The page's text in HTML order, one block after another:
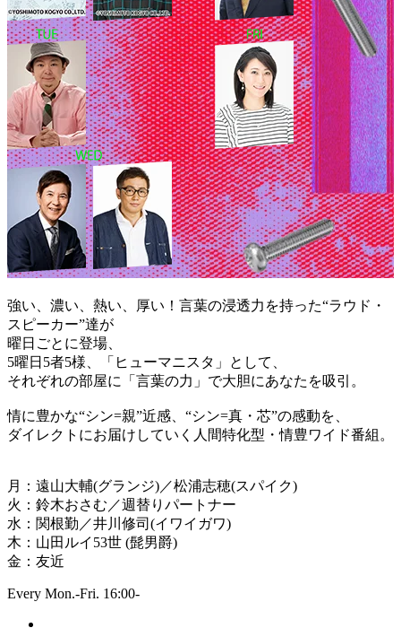
強い、濃い、熱い、厚い！言葉の浸透力を持った“ラウド・
スピーカー”達が
曜日ごとに登場、
5曜日5者5様、「ヒューマニスタ」として、
それぞれの部屋に「言葉の力」で大胆にあなたを吸引。
情に豊かな“シン=親”近感、“シン=真・芯”の感動を、
ダイレクトにお届けしていく人間特化型・情豊ワイド番組。
月：遠山大輔(グランジ)／松浦志穂(スパイク)
火：鈴木おさむ／週替りパートナー
水：関根勤／井川修司(イワイガワ)
木：山田ルイ53世 (髭男爵)
金：友近
Every Mon.-Fri. 16:00-